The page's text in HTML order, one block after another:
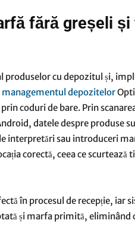
fără greșeli
cu depozitul și,
depozitelor
coduri de bare. Prin
datele despre produse
interpretări sau introduceri
corectă, ceea ce scurtează
în procesul de recepție, iar
și marfa primită, eliminând